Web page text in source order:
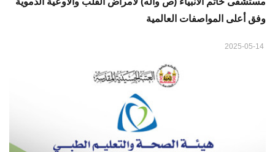
وفق أعلى المواصفات العالمية